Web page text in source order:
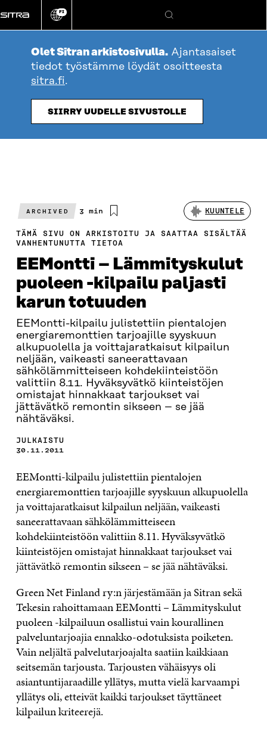
suoraan
sisältöön
Vaihda
kieli
FI
Hae
Olet Sitran arkistosivulla. Ajantasaiset
tiedot työstämme löydät osoitteesta
sitra.fi.
SIIRRY UUDELLE SIVUSTOLLE
ARCHIVED
Arvioitu
3 min KUUNTELE
TÄMÄ SIVU ON ARKISTOITU JA SAATTAA SISÄLTÄÄ
VANHENTUNUTTA TIETOA
EEMontti – Lämmityskulut
puoleen -kilpailu paljasti
karun totuuden
EEMontti-kilpailu julistettiin pientalojen
energiaremonttien tarjoajille syyskuun
alkupuolella ja voittajaratkaisut kilpailun
neljään, vaikeasti saneerattavaan
sähkölämmitteiseen kohdekiinteistöön
valittiin 8.11. Hyväksyvätkö kiinteistöjen
omistajat hinnakkaat tarjoukset vai
jättävätkö remontin sikseen – se jää
nähtäväksi.
JULKAISTU
30.11.2011
EEMontti-kilpailu julistettiin pientalojen
energiaremonttien tarjoajille syyskuun alkupuolella
ja voittajaratkaisut kilpailun neljään, vaikeasti
saneerattavaan sähkölämmitteiseen
kohdekiinteistöön valittiin 8.11. Hyväksyvätkö
kiinteistöjen omistajat hinnakkaat tarjoukset vai
jättävätkö remontin sikseen – se jää nähtäväksi.
Green Net Finland ry:n järjestämään ja Sitran sekä
Tekesin rahoittamaan EEMontti – Lämmityskulut
puoleen -kilpailuun osallistui vain kourallinen
palveluntarjoajia ennakko-odotuksista poiketen.
Vain neljältä palvelutarjoajalta saatiin kaikkiaan
seitsemän tarjousta. Tarjousten vähäisyys oli
asiantuntijaraadille yllätys, mutta vielä karvaampi
yllätys oli, etteivät kaikki tarjoukset täyttäneet
kilpailun kriteerejä.